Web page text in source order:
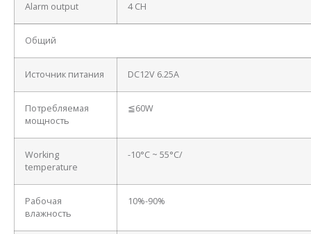
Alarm output 4 CH
Общий
Источник питания DC12V 6.25A
Потребляемая
мощность
≦60W
Working
temperature
-10°C ~ 55°C/
Рабочая
влажность
10%-90%